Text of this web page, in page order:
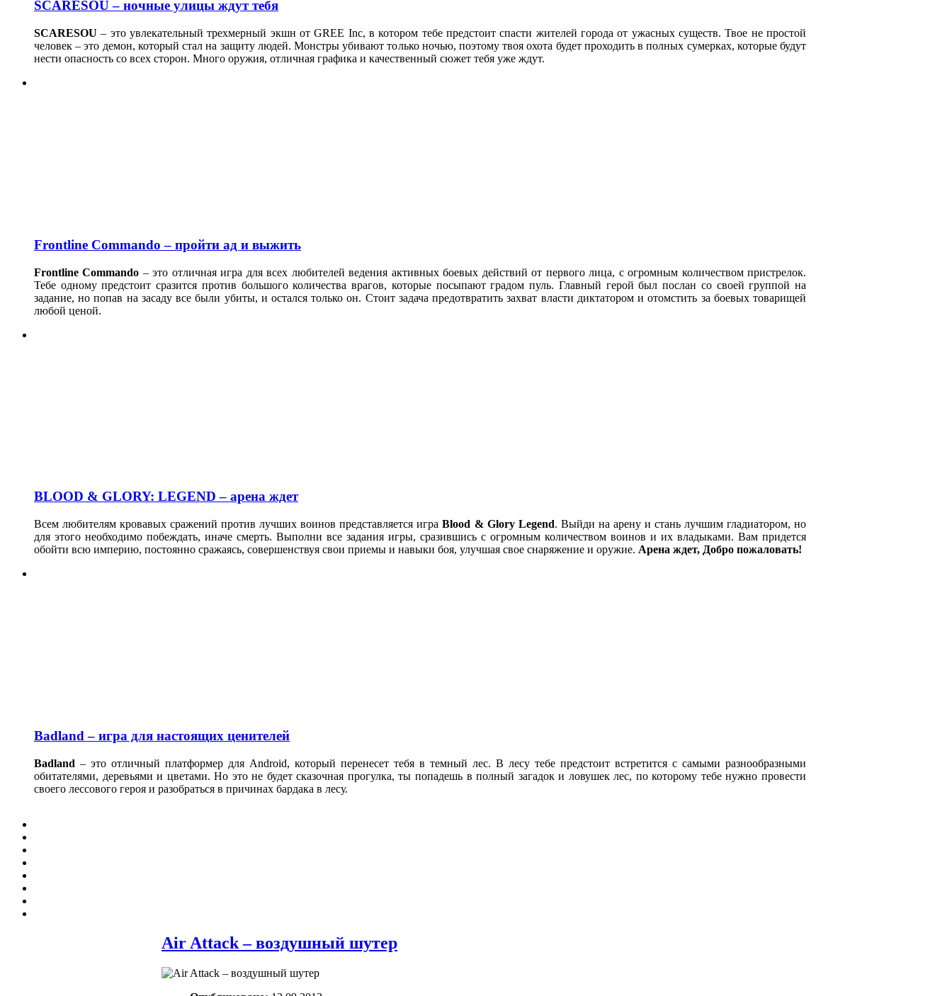
SCARESOU – ночные улицы ждут тебя
SCARESOU – это увлекательный трехмерный экшн от GREE Inc, в котором тебе предстоит спасти жителей города от ужасных существ. Твое не простой
человек – это демон, который стал на защиту людей. Монстры убивают только ночью, поэтому твоя охота будет проходить в полных сумерках, которые будут
нести опасность со всех сторон. Много оружия, отличная графика и качественный сюжет тебя уже ждут.
Frontline Commando – пройти ад и выжить
Frontline Commando – это отличная игра для всех любителей ведения активных боевых действий от первого лица, с огромным количеством пристрелок.
Тебе одному предстоит сразится против большого количества врагов, которые посыпают градом пуль. Главный герой был послан со своей группой на
задание, но попав на засаду все были убиты, и остался только он. Стоит задача предотвратить захват власти диктатором и отомстить за боевых товарищей
любой ценой.
BLOOD & GLORY: LEGEND – арена ждет
Всем любителям кровавых сражений против лучших воинов представляется играBlood & Glory Legend. Выйди на арену и стань лучшим гладиатором, но
для этого необходимо побеждать, иначе смерть. Выполни все задания игры, сразившись с огромным количеством воинов и их владыками. Вам придется
обойти всю империю, постоянно сражаясь, совершенствуя свои приемы и навыки боя, улучшая свое снаряжение и оружие. Арена ждет, Добро пожаловать!
Badland – игра для настоящих ценителей
Badland – это отличный платформер для Android, который перенесет тебя в темный лес. В лесу тебе предстоит встретится с самыми разнообразными
обитателями, деревьями и цветами. Но это не будет сказочная прогулка, ты попадешь в полный загадок и ловушек лес, по которому тебе нужно провести
своего лессового героя и разобраться в причинах бардака в лесу.
Air Attack – воздушный шутер